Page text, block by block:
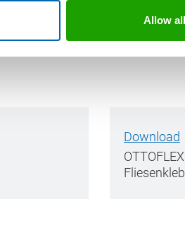
Allow all
Download